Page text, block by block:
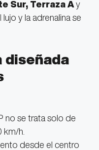
Sur, Terraza A y
y la adrenalina se
diseñada
no se trata solo de
km/h.
desde el centro